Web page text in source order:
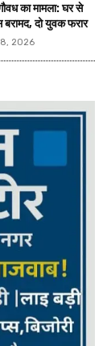
का मामला: घर से
बरामद, दो युवक फरार
2026